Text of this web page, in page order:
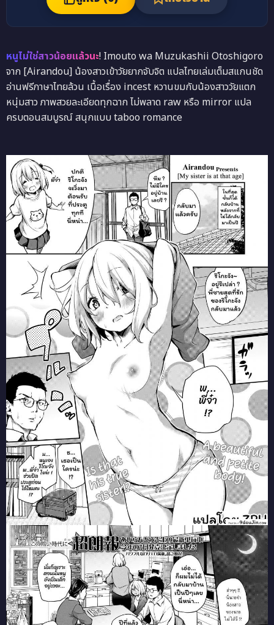
หนูไม่ใช่สาวน้อยแล้วนะ! Imouto wa Muzukashii Otoshigoro
จาก [Airandou] น้องสาวเข้าวัยยากจับจิต แปลไทยเล่มเต็มสแกนชัด
อ่านฟรีภาษาไทยล้วน เนื้อเรื่อง incest หวานขมกับน้องสาววัยแตก
หนุ่มสาว ภาพสวยละเอียดทุกฉาก ไม่พลาด raw หรือ mirror แปล
ครบตอนสมบูรณ์ สนุกแบบ taboo romance